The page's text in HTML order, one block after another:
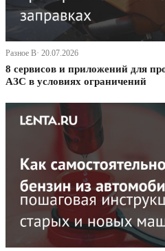
Разное В· 20.07.2026
8 сервисов и приложений для
АЗС в условиях ограничений